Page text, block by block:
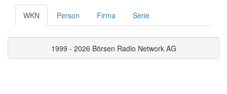
WKN Person Firma Serie
1999 - 2026 Börsen Radio Network AG